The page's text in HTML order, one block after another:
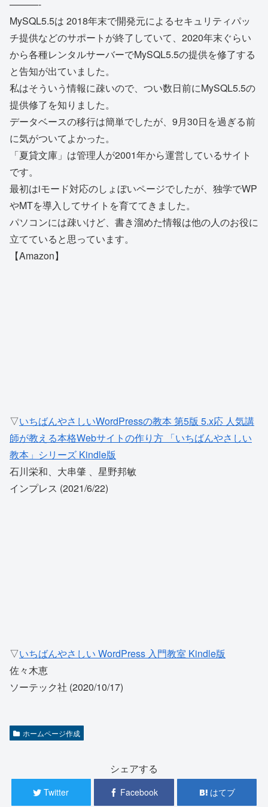
———-
MySQL5.5は 2018年末で開発元によるセキュリティパッ
チ提供などのサポートが終了していて、2020年末ぐらい
から各種レンタルサーバーでMySQL5.5の提供を修了する
と告知が出ていました。
私はそういう情報に疎いので、つい数日前にMySQL5.5の
提供修了を知りました。
データベースの移行は簡単でしたが、9月30日を過ぎる前
に気がついてよかった。
「夏貸文庫」は管理人が2001年から運営しているサイト
です。
最初はiモード対応のしょぼいページでしたが、独学でWP
やMTを導入してサイトを育ててきました。
パソコンには疎いけど、書き溜めた情報は他の人のお役に
立てていると思っています。
【Amazon】
▽いちばんやさしいWordPressの教本 第5版 5.x応 人気講
師が教える本格Webサイトの作り方 「いちばんやさしい
教本」シリーズ Kindle版
石川栄和、大串肇 、星野邦敏
インプレス (2021/6/22)
▽いちばんやさしい WordPress 入門教室 Kindle版
佐々木恵
ソーテック社 (2020/10/17)
ホームページ作成
シェアする
Twitter Facebook はてブ